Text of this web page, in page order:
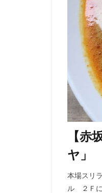
【赤
ヤ」
本場スリ
ル ２Ｆに